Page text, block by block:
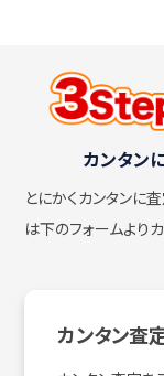
カンタン
とにかくカンタンに
は下のフォームより
カンタン査